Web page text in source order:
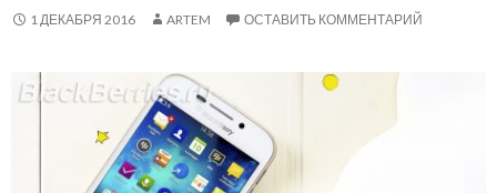
1 ДЕКАБРЯ 2016 ARTEM ОСТАВИТЬ КОММЕНТАРИЙ